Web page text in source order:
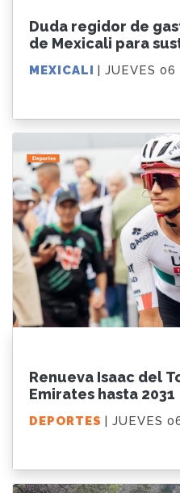
Duda regidor de
de Mexicali para
MEXICALI | JUEVES
Renueva Isaac del
Emirates hasta 2031
DEPORTES | JUEVES